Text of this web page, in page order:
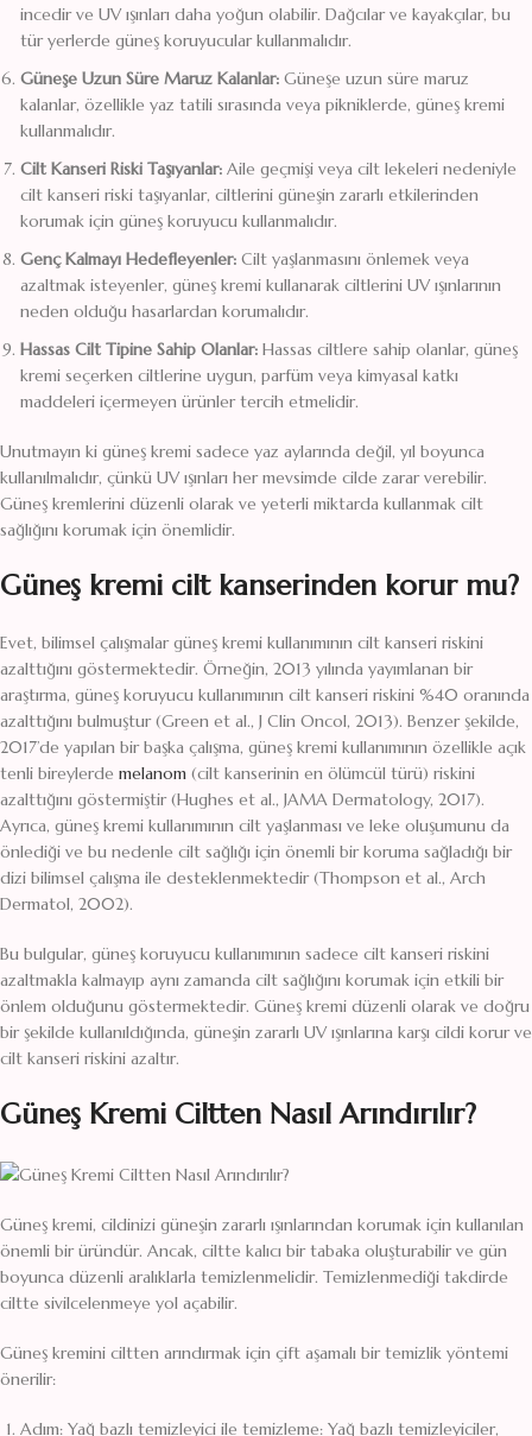
incedir ve UV ışınları daha yoğun olabilir. Dağcılar ve kayakçılar, bu
tür yerlerde güneş koruyucular kullanmalıdır.
Güneşe Uzun Süre Maruz Kalanlar: Güneşe uzun süre maruz
kalanlar, özellikle yaz tatili sırasında veya pikniklerde, güneş kremi
kullanmalıdır.
Cilt Kanseri Riski Taşıyanlar: Aile geçmişi veya cilt lekeleri nedeniyle
cilt kanseri riski taşıyanlar, ciltlerini güneşin zararlı etkilerinden
korumak için güneş koruyucu kullanmalıdır.
Genç Kalmayı Hedefleyenler: Cilt yaşlanmasını önlemek veya
azaltmak isteyenler, güneş kremi kullanarak ciltlerini UV ışınlarının
neden olduğu hasarlardan korumalıdır.
Hassas Cilt Tipine Sahip Olanlar: Hassas ciltlere sahip olanlar, güneş
kremi seçerken ciltlerine uygun, parfüm veya kimyasal katkı
maddeleri içermeyen ürünler tercih etmelidir.
Unutmayın ki güneş kremi sadece yaz aylarında değil, yıl boyunca
kullanılmalıdır, çünkü UV ışınları her mevsimde cilde zarar verebilir.
Güneş kremlerini düzenli olarak ve yeterli miktarda kullanmak cilt
sağlığını korumak için önemlidir.
Güneş kremi cilt kanserinden korur mu?
Evet, bilimsel çalışmalar güneş kremi kullanımının cilt kanseri riskini
azalttığını göstermektedir. Örneğin, 2013 yılında yayımlanan bir
araştırma, güneş koruyucu kullanımının cilt kanseri riskini %40 oranında
azalttığını bulmuştur (Green et al., J Clin Oncol, 2013). Benzer şekilde,
2017’de yapılan bir başka çalışma, güneş kremi kullanımının özellikle açık
tenli bireylerde melanom (cilt kanserinin en ölümcül türü) riskini
azalttığını göstermiştir (Hughes et al., JAMA Dermatology, 2017).
Ayrıca, güneş kremi kullanımının cilt yaşlanması ve leke oluşumunu da
önlediği ve bu nedenle cilt sağlığı için önemli bir koruma sağladığı bir
dizi bilimsel çalışma ile desteklenmektedir (Thompson et al., Arch
Dermatol, 2002).
Bu bulgular, güneş koruyucu kullanımının sadece cilt kanseri riskini
azaltmakla kalmayıp aynı zamanda cilt sağlığını korumak için etkili bir
önlem olduğunu göstermektedir. Güneş kremi düzenli olarak ve doğru
bir şekilde kullanıldığında, güneşin zararlı UV ışınlarına karşı cildi korur ve
cilt kanseri riskini azaltır.
Güneş Kremi Ciltten Nasıl Arındırılır?
Güneş kremi, cildinizi güneşin zararlı ışınlarından korumak için kullanılan
önemli bir üründür. Ancak, ciltte kalıcı bir tabaka oluşturabilir ve gün
boyunca düzenli aralıklarla temizlenmelidir. Temizlenmediği takdirde
ciltte sivilcelenmeye yol açabilir.
Güneş kremini ciltten arındırmak için çift aşamalı bir temizlik yöntemi
önerilir:
Adım: Yağ bazlı temizleyici ile temizleme: Yağ bazlı temizleyiciler,